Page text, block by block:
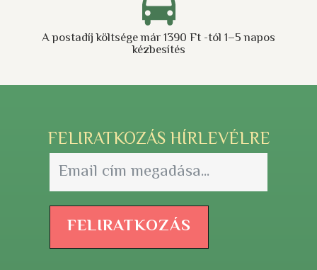
A postadíj költsége már 1390 Ft -tól 1–5 napos
kézbesítés
FELIRATKOZÁS HÍRLEVÉLRE
FELIRATKOZÁS